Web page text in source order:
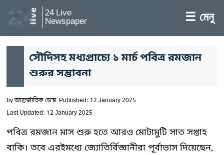
24 Live
Newspaper ☰ মেনু
সৌদিসহ মধ্যপ্রাচ্যে ১ মার্চ পবিত্র রমজান
শুরুর সম্ভাবনা
byআন্তর্জাতিক ডেস্ক Published: 12 January 2025
Last Updated: 12 January 2025
পবিত্র রমজান মাস শুরু হতে আরও মোটামুটি সাত সপ্তাহ
বাকি। তবে এরইমধ্যে জ্যোতির্বিজ্ঞানীরা পূর্বাভাস দিয়েছেন,